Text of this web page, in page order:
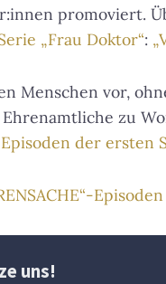
promoviert.
„Frau Doktor“:
Menschen vor,
zu
der ersten
Episoden
uns!